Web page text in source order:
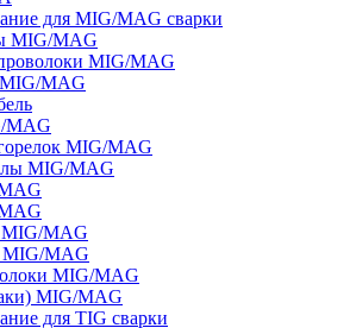
для MIG/MAG сварки
MIG/MAG
MIG/MAG
MAG
MAG
MIG/MAG
MIG/MAG
MAG
MIG/MAG
MIG/MAG
MIG/MAG
для TIG сварки